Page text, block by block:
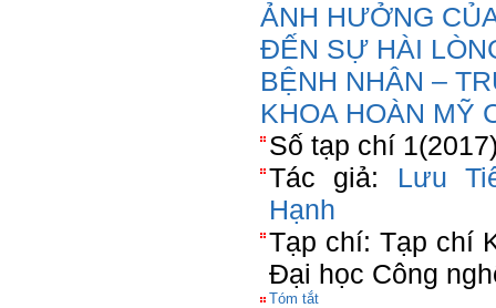
ẢNH HƯỞNG
ĐẾN SỰ HÀI
BỆNH NHÂN –
KHOA HOÀN MỸ
Số tạp chí
Tác giả: Lưu
Hạnh
Tạp chí: Tạp chí
Đại học Công
Tóm tắt